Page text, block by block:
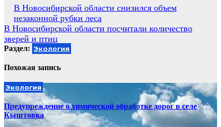
Навигация
по
записям
В Новосибирской области снизился объем
незаконной рубки леса
В Новосибирской области посчитали количество
зверей и птиц
Раздел: Экология
Похожая запись
Экология
Предупреждение о химической обработке дорог в селе
Кыштовка